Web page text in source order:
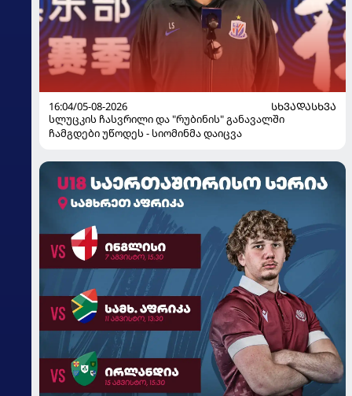
16:04/05-08-2026
ᲡᲮᲕᲐᲓᲐᲡᲮᲕᲐ
სლუცკის ჩასვრილი და "რუბინის" განავალში
ჩამგდები უწოდეს - სიომინმა დაიცვა